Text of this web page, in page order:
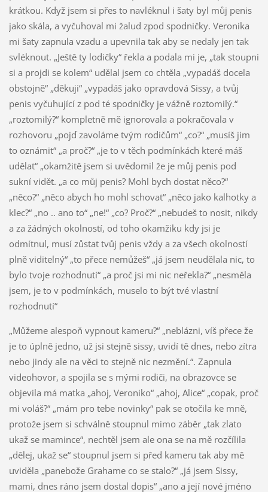
krátkou. Když jsem si přes to navléknul i šaty byl můj penis
jako skála, a vyčuhoval mi žalud zpod spodničky. Veronika
mi šaty zapnula vzadu a upevnila tak aby se nedaly jen tak
svléknout. „Ještě ty lodičky“ řekla a podala mi je, „tak stoupni
si a projdi se kolem“ udělal jsem co chtěla „vypadáš docela
obstojně“ „děkuji“ „vypadáš jako opravdová Sissy, a tvůj
penis vyčuhující z pod té spodničky je vážně roztomilý.“
„roztomilý?“ kompletně mě ignorovala a pokračovala v
rozhovoru „pojď zavoláme tvým rodičům“ „co?“ „musíš jim
to oznámit“ „a proč?“ „je to v těch podmínkách které máš
udělat“ „okamžitě jsem si uvědomil že je můj penis pod
sukní vidět. „a co můj penis? Mohl bych dostat něco?“
„něco?“ „něco abych ho mohl schovat“ „něco jako kalhotky a
klec?“ „no .. ano to“ „ne!“ „co? Proč?“ „nebudeš to nosit, nikdy
a za žádných okolností, od toho okamžiku kdy jsi je
odmítnul, musí zůstat tvůj penis vždy a za všech okolností
plně viditelný“ „to přece nemůžeš“ „já jsem neudělala nic, to
bylo tvoje rozhodnutí“ „a proč jsi mi nic neřekla?“ „nesměla
jsem, je to v podmínkách, muselo to být tvé vlastní
rozhodnutí“
„Můžeme alespoň vypnout kameru?“ „neblázni, víš přece že
je to úplně jedno, už jsi stejně sissy, uvidí tě dnes, nebo zítra
nebo jindy ale na věci to stejně nic nezmění.“. Zapnula
videohovor, a spojila se s mými rodiči, na obrazovce se
objevila má matka „ahoj, Veroniko“ „ahoj, Alice“ „copak, proč
mi voláš?“ „mám pro tebe novinky“ pak se otočila ke mně,
protože jsem si schválně stoupnul mimo záběr „tak zlato
ukaž se mamince“, nechtěl jsem ale ona se na mě rozčílila
„dělej, ukaž se“ stoupnul jsem si před kameru tak aby mě
uviděla „panebože Grahame co se stalo?“ „já jsem Sissy,
mami, dnes ráno jsem dostal dopis“ „ano a její nové jméno